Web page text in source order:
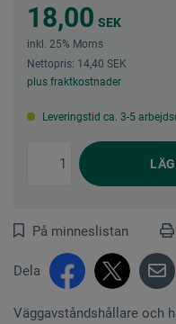
18,00 SEK
inkl. 25% Moms
Nettopris: 14,40 SEK
plus fraktkostnader
Leveringstid ca. 3-5
På minneslistan
Dela
Väggavståndshållare och